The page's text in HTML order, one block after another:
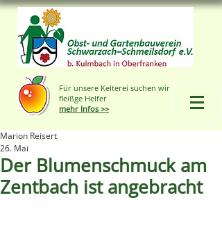
Für unsere Kelterei suchen wir
fleißge Helfer
mehr Infos >>
Der Blumenschmuck am
Zentbach ist angebracht
Marion Reisert
26. Mai